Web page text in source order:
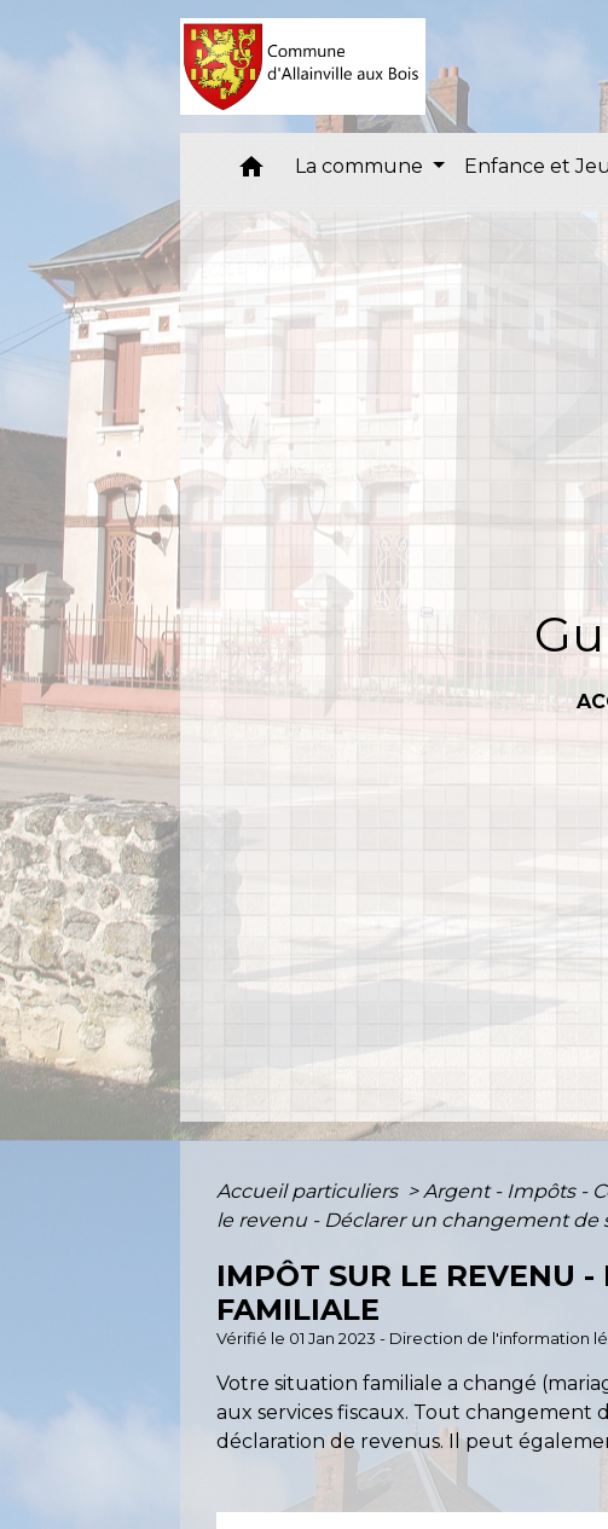
home La commune Enfance et
Accueil particuliers > Argent - Impôts -
le revenu - Déclarer un changement de
IMPÔT SUR LE REVENU
FAMILIALE
Vérifié le 01 Jan 2023 - Direction de l'information
Votre situation familiale a changé
aux services fiscaux. Tout
déclaration de revenus. Il peut